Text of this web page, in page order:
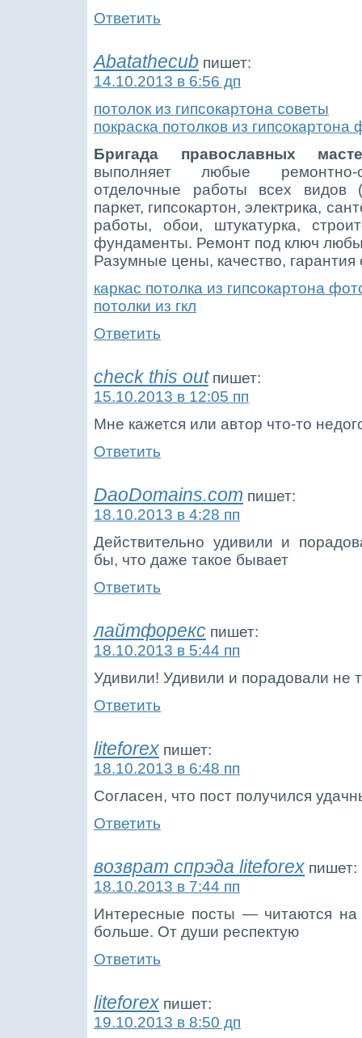
Ответить
Abatathecub пишет:
14.10.2013 в 6:56 дп
потолок из гипсокартона советы
покраска потолков из гипсокартона
Бригада православных
выполняет любые ремонтно-
отделочные работы всех видов
паркет, гипсокартон, электрика,
работы, обои, штукатурка,
фундаменты. Ремонт под ключ
Разумные цены, качество, гарантия
каркас потолка из гипсокартона
потолки из гкл
Ответить
check this out пишет:
15.10.2013 в 12:05 пп
Мне кажется или автор что-то
Ответить
DaoDomains.com пишет:
18.10.2013 в 4:28 пп
Действительно удивили и
бы, что даже такое бывает
Ответить
лайтфорекс пишет:
18.10.2013 в 5:44 пп
Удивили! Удивили и порадовали не
Ответить
liteforex пишет:
18.10.2013 в 6:48 пп
Согласен, что пост получился
Ответить
возврат спрэда liteforex пишет:
18.10.2013 в 7:44 пп
Интересные посты — читаются
больше. От души респектую
Ответить
liteforex пишет:
19.10.2013 в 8:50 дп